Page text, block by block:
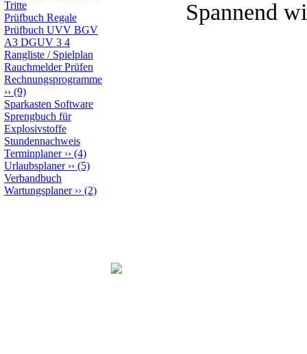
Tritte
Prüfbuch Regale
Prüfbuch UVV BGV
A3 DGUV 3 4
Rangliste / Spielplan
Rauchmelder Prüfen
Rechnungsprogramme
›› (9)
Sparkasten Software
Sprengbuch für
Explosivstoffe
Stundennachweis
Terminplaner›› (4)
Urlaubsplaner›› (5)
Verbandbuch
Wartungsplaner›› (2)
Spannend